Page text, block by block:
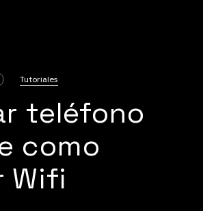
Tutoriales
teléfono
como
Wifi